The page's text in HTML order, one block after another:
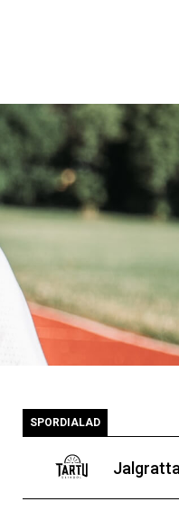
SPORDIALAD